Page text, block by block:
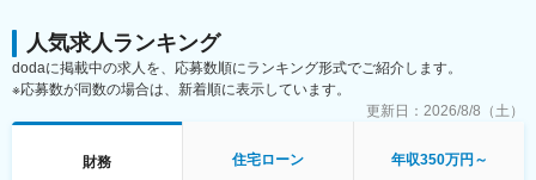
■採用背景
2011年の創業から築き上げてきた信用力、多彩な経験と高い視座
を持った人材による不動産仕入れ力、さらに他社に類を見ない圧
倒的スピード感のある資金調達力により、不動産投資という分野
2024年2月に不動産投資クラウドファンディング「COZUCHI」を
めた表記です。
人気求人ランキング
dodaに掲載中の求人を、応募数順にランキング形式でご紹介します。
※応募数が同数の場合は、新着順に表示しています。
更新日： 2026/8/8（土）
財務 住宅ローン 年収350万円～